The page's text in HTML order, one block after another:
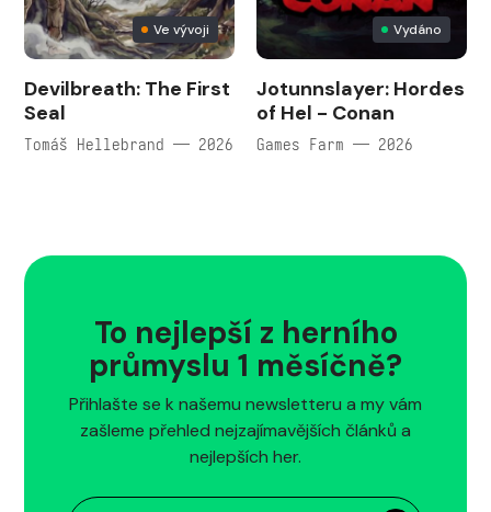
Ve vývoji
Devilbreath: The First
Seal
Tomáš Hellebrand — 2026
Vydáno
Jotunnslayer: Hordes
of Hel - Conan
Games Farm — 2026
To nejlepší z herního
průmyslu 1 měsíčně?
Přihlašte se k našemu newsletteru a my vám
zašleme přehled nejzajímavějších článků a
nejlepších her.